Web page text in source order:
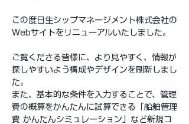
この度日生シップマネージメント株式会社の
Webサイトをリニューアルいたしました。
ご覧くださる皆様に、より見やすく、情報が
探しやすいよう構成やデザインを刷新しまし
た。
また、基本的な条件を入力することで、管理
費の概算をかんたんに試算できる「船舶管理
費 かんたんシミュレーション」など新規コ